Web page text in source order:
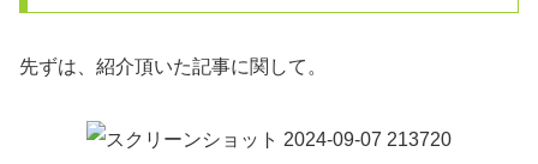
先ずは、紹介頂いた記事に関して。